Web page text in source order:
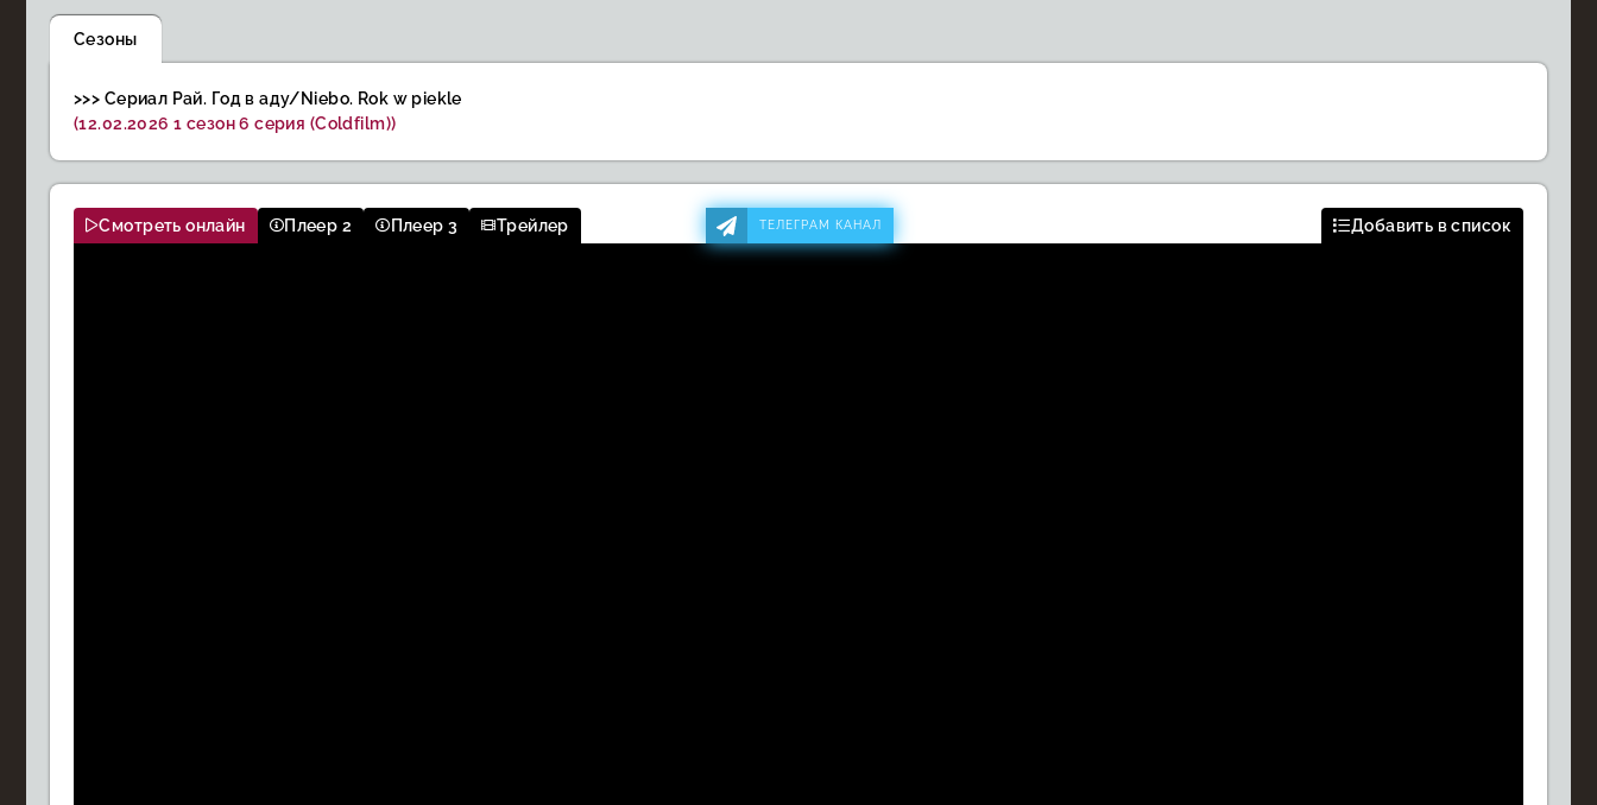
Сезоны
>>> Сериал Рай. Год в аду/Niebo. Rok w piekle
(12.02.2026 1 сезон 6 серия (Coldfilm))
Смотреть онлайн Плеер 2 Плеер 3 Трейлер ТЕЛЕГРАМ КАНАЛ Добавить в список